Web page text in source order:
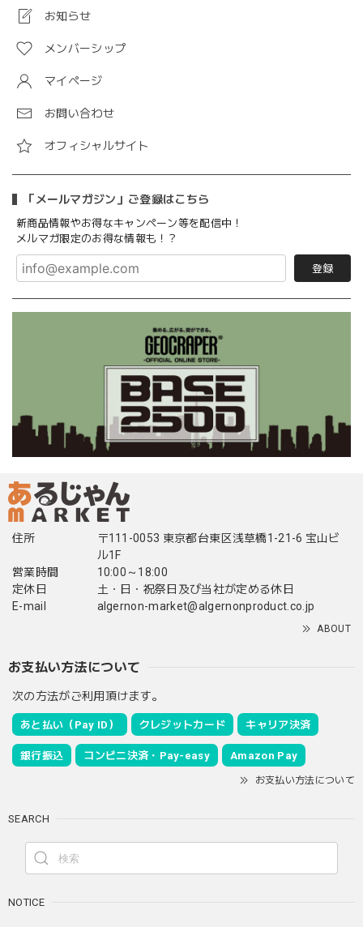
お知らせ
メンバーシップ
マイページ
お問い合わせ
オフィシャルサイト
「メールマガジン」ご登録はこちら
新商品情報やお得なキャンペーン等を配信中！
メルマガ限定のお得な情報も！？
登録
住所
〒111-0053 東京都台東区浅草橋1-21-6 宝山ビ
ル1F
営業時間
10:00～18:00
定休日
土・日・祝祭日及び当社が定める休日
E-mail
algernon-market@algernonproduct.co.jp
ABOUT
お支払い方法について
次の方法がご利用頂けます。
あと払い（Pay ID） クレジットカード キャリア決済
銀行振込 コンビニ決済・Pay-easy Amazon Pay
お支払い方法について
SEARCH
NOTICE